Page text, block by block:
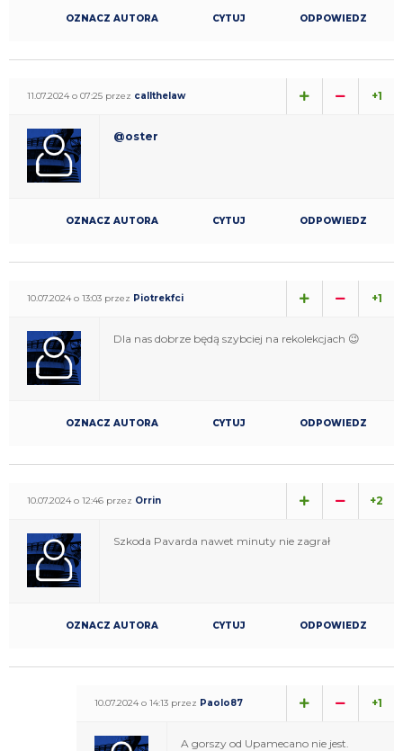
OZNACZ AUTORA CYTUJ ODPOWIEDZ
11.07.2024 o 07:25 przez callthelaw +1
@oster
OZNACZ AUTORA CYTUJ ODPOWIEDZ
10.07.2024 o 13:03 przez Piotrekfci +1
Dla nas dobrze będą szybciej na rekolekcjach 😉
OZNACZ AUTORA CYTUJ ODPOWIEDZ
10.07.2024 o 12:46 przez Orrin +2
Szkoda Pavarda nawet minuty nie zagrał
OZNACZ AUTORA CYTUJ ODPOWIEDZ
10.07.2024 o 14:13 przez Paolo87 +1
A gorszy od Upamecano nie jest.